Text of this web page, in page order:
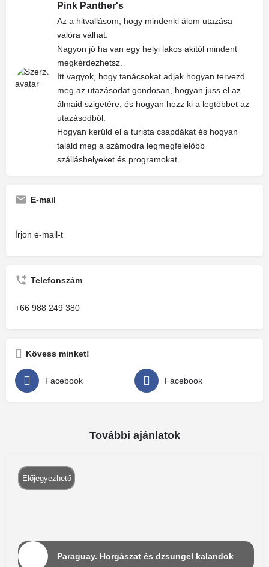
Pink Panther's
Az a hitvallásom, hogy mindenki álom utazása
valóra válhat.
Nagyon jó ha van egy helyi lakos akitől mindent
megkérdezhetsz.
Itt vagyok, hogy tanácsokat adjak hogyan tervezd
meg az utazásodat gondosan, hogyan juss el az
álmaid szigetére, és hogyan hozz ki a legtöbbet az
utazásodból.
Hogyan kerüld el a turista csapdákat és hogyan
találd meg a számodra legmegfelelőbb
szálláshelyeket és programokat.
E-mail
Írjon e-mail-t
Telefonszám
+66 988 249 380
Kövess minket!
Facebook Facebook
További ajánlatok
Paraguay. Horgászat és dzsungel kalandok
Előjegyezhető